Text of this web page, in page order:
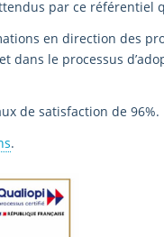
par ce référentiel
en direction des
dans le processus
de satisfaction de 96%.
.